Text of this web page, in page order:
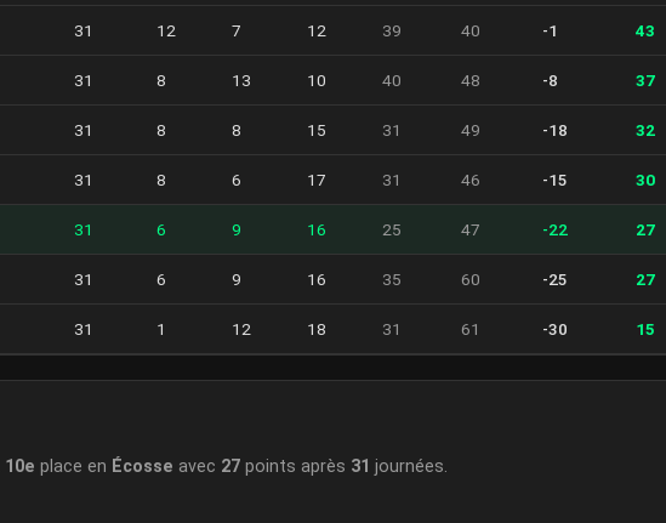
31 12 7 12 39 40 -1 43
31 8 13 10 40 48 -8 37
31 8 8 15 31 49 -18 32
31 8 6 17 31 46 -15 30
31 6 9 16 25 47 -22 27
31 6 9 16 35 60 -25 27
31 1 12 18 31 61 -30 15
10e place en Écosse avec 27 points après 31 journées.